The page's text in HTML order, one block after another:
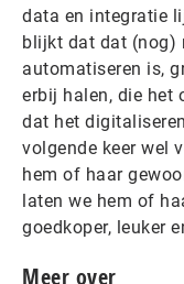
data en integratie
blijkt dat dat (nog)
automatiseren is,
erbij halen, die het
dat het
volgende keer wel
hem of haar
laten we hem of
goedkoper, leuker
Meer over